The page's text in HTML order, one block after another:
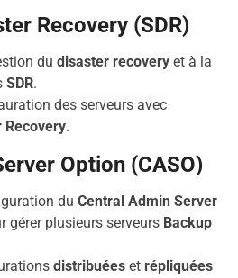
Recovery (SDR)
dudisaster recovery et à la
SDR.
des serveurs avec
Recovery.
Option (CASO)
duCentral Admin Server
gérer plusieurs serveurs Backup
distribuées etrépliquées